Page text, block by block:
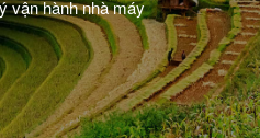
vận hành nhà máy